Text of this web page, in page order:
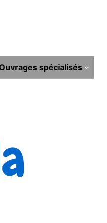
Ouvrages spécialisés